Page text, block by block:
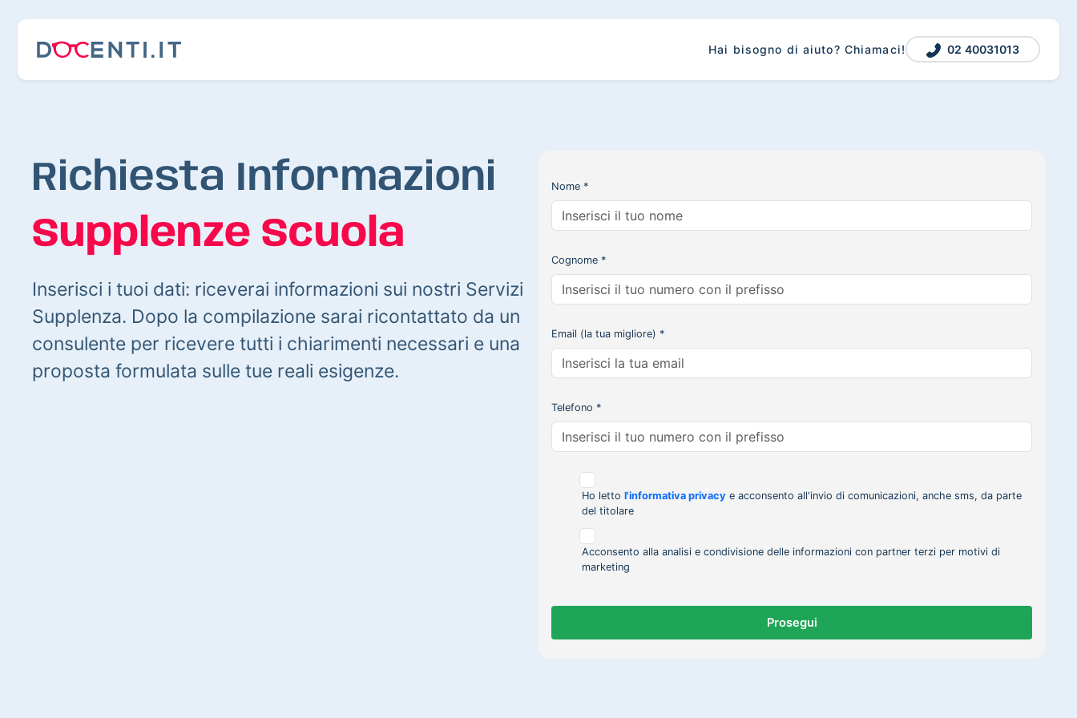
Hai bisogno di aiuto? Chiamaci! 02 40031013
Richiesta Informazioni
Supplenze Scuola
Inserisci i tuoi dati: riceverai informazioni sui nostri Servizi
Supplenza. Dopo la compilazione sarai ricontattato da un
consulente per ricevere tutti i chiarimenti necessari e una
proposta formulata sulle tue reali esigenze.
Nome *
Cognome *
Email (la tua migliore) *
Telefono *
Ho letto l'informativa privacy e acconsento all'invio di comunicazioni, anche sms, da parte
del titolare
Acconsento alla analisi e condivisione delle informazioni con partner terzi per motivi di
marketing